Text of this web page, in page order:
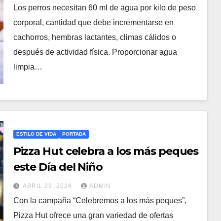
Los perros necesitan 60 ml de agua por kilo de peso
corporal, cantidad que debe incrementarse en
cachorros, hembras lactantes, climas cálidos o
después de actividad física. Proporcionar agua
limpia…
ESTILO DE VIDA PORTADA
Pizza Hut celebra a los más peques
este Día del Niño
ABRIL 29, 2024 ADMIN
Con la campaña “Celebremos a los más peques”,
Pizza Hut ofrece una gran variedad de ofertas